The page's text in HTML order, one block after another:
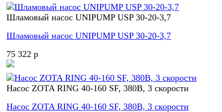
Шламовый насос UNIPUMP USP 30-20-3,7
Шламовый насос UNIPUMP USP 30-20-3,7
75 322 p
Насос ZOTA RING 40-160 SF, 380В, 3 скорости
Насос ZOTA RING 40-160 SF, 380В, 3 скорости